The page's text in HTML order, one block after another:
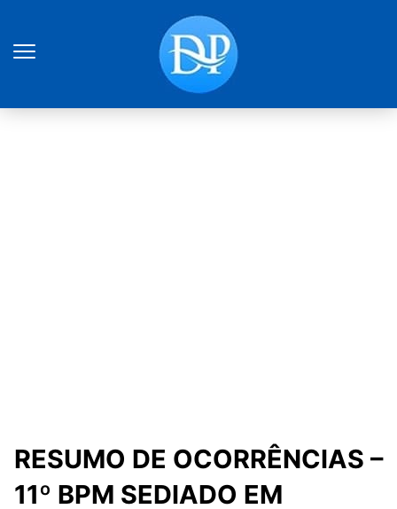
RESUMO DE OCORRÊNCIAS –
11º BPM SEDIADO EM